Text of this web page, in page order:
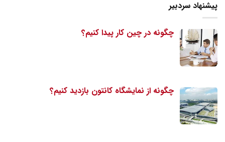
پیشنهاد سردبیر
چگونه در چین کار پیدا کنیم؟
چگونه از نمایشگاه کانتون بازدید کنیم؟